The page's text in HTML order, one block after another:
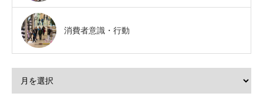
消費者意識・行動